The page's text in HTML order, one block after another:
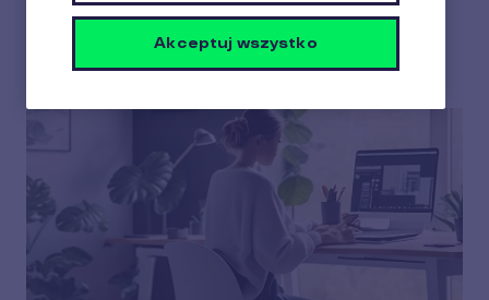
pracodawcę?
4 min czytania 27 luty 2026
Akceptuj wszystko